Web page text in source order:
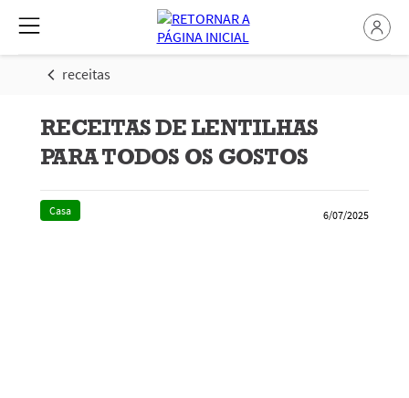
receitas
RECEITAS DE LENTILHAS
PARA TODOS OS GOSTOS
Casa 6/07/2025